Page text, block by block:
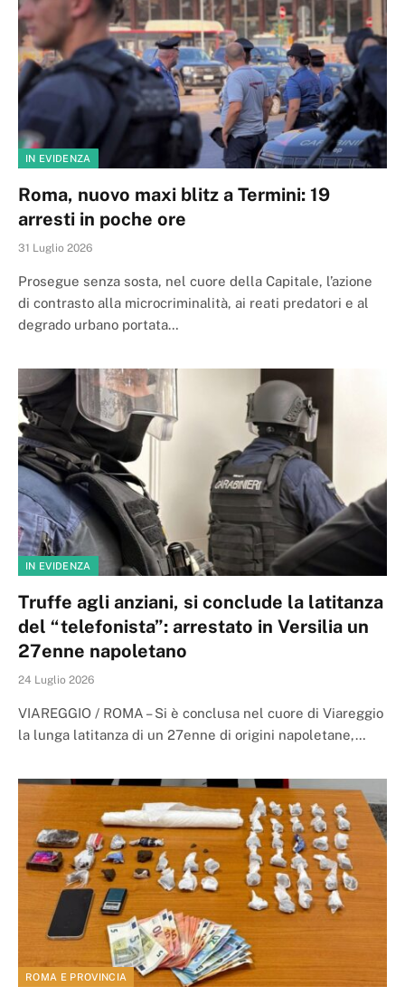
IN EVIDENZA
Roma, nuovo maxi blitz a Termini: 19
arresti in poche ore
31 Luglio 2026
Prosegue senza sosta, nel cuore della Capitale, l’azione
di contrasto alla microcriminalità, ai reati predatori e al
degrado urbano portata…
IN EVIDENZA
Truffe agli anziani, si conclude la latitanza
del “telefonista”: arrestato in Versilia un
27enne napoletano
24 Luglio 2026
VIAREGGIO / ROMA – Si è conclusa nel cuore di Viareggio
la lunga latitanza di un 27enne di origini napoletane,…
ROMA E PROVINCIA